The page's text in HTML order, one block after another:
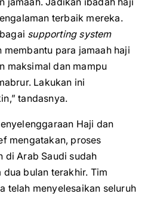
terbaik mereka.
supporting system
membantu para jamaah haji
maksimal dan mampu
Lakukan ini
tandasnya.
Haji dan
mengatakan, proses
di Arab Saudi sudah
bulan terakhir. Tim
telah menyelesaikan seluruh